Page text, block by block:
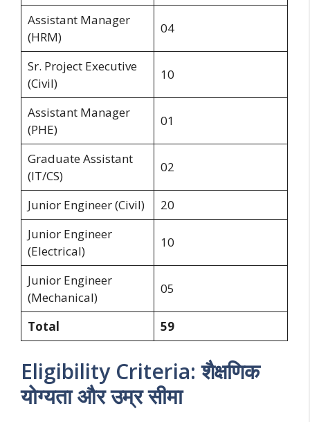
Assistant Manager
(HRM)
04
Sr. Project Executive
(Civil)
10
Assistant Manager
(PHE)
01
Graduate Assistant
(IT/CS)
02
Junior Engineer (Civil)
20
Junior Engineer
(Electrical)
10
Junior Engineer
(Mechanical)
05
Total 59
Eligibility Criteria: शैक्षणिक
योग्यता और उम्र सीमा